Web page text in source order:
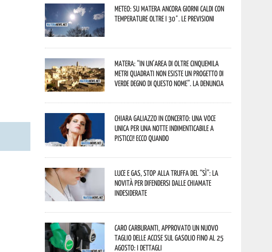
Meteo: su Matera ancora giorni caldi con
temperature oltre i 30°. Le previsioni
Matera: “In un’area di oltre cinquemila
metri quadrati non esiste un progetto di
verde degno di questo nome”. La denuncia
Chiara Galiazzo in concerto: una voce
unica per una notte indimenticabile a
Pisticci! Ecco quando
Luce e gas, stop alla truffa del “Sì”: la
novità per difendersi dalle chiamate
indesiderate
Caro carburanti, approvato un nuovo
taglio delle accise sul gasolio fino al 25
agosto: i dettagli